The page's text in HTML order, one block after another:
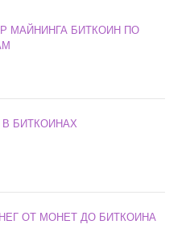
МАЙНИНГА БИТКОИН ПО
В БИТКОИНАХ
ОТ МОНЕТ ДО БИТКОИНА